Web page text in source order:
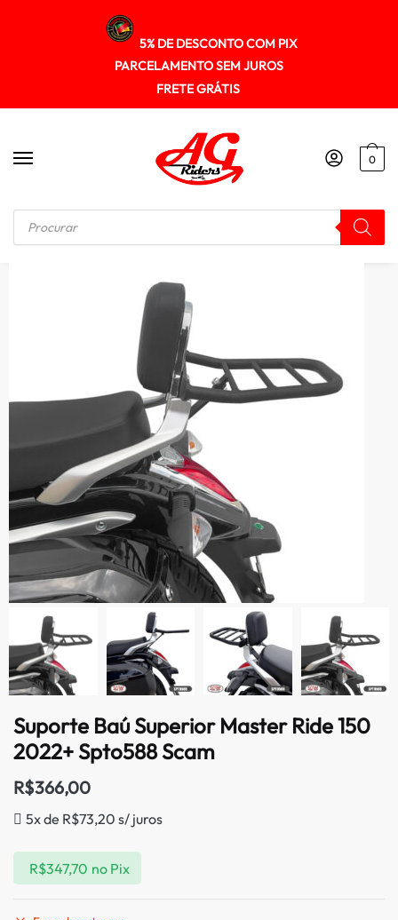
5% DE DESCONTO COM PIX
PARCELAMENTO SEM JUROS
FRETE GRÁTIS
0
Início / SUPORTE DE BAU Suporte Baú Superior Master Ride 150 2022+ Spto588 Scam
Suporte Baú Superior Master Ride 150
2022+ Spto588 Scam
R$366,00
5x de R$73,20 s/ juros
R$347,70 no Pix